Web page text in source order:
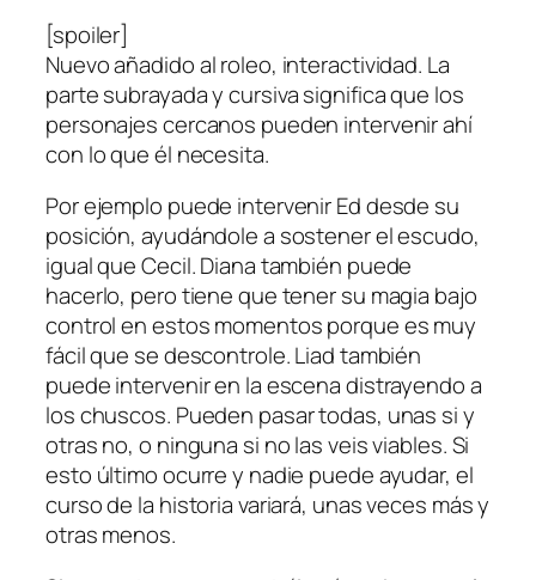
[spoiler]
Nuevo añadido al roleo, interactividad. La
parte subrayada y cursiva significa que los
personajes cercanos pueden intervenir ahí
con lo que él necesita.
Por ejemplo puede intervenir Ed desde su
posición, ayudándole a sostener el escudo,
igual que Cecil. Diana también puede
hacerlo, pero tiene que tener su magia bajo
control en estos momentos porque es muy
fácil que se descontrole. Liad también
puede intervenir en la escena distrayendo a
los chuscos. Pueden pasar todas, unas si y
otras no, o ninguna si no las veis viables. Si
esto último ocurre y nadie puede ayudar, el
curso de la historia variará, unas veces más y
otras menos.